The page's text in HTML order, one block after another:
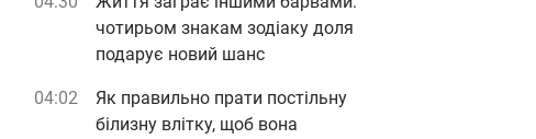
чотирьом знакам зодіаку доля
подарує новий шанс
04:02
Як правильно прати постільну
білизну влітку, щоб вона